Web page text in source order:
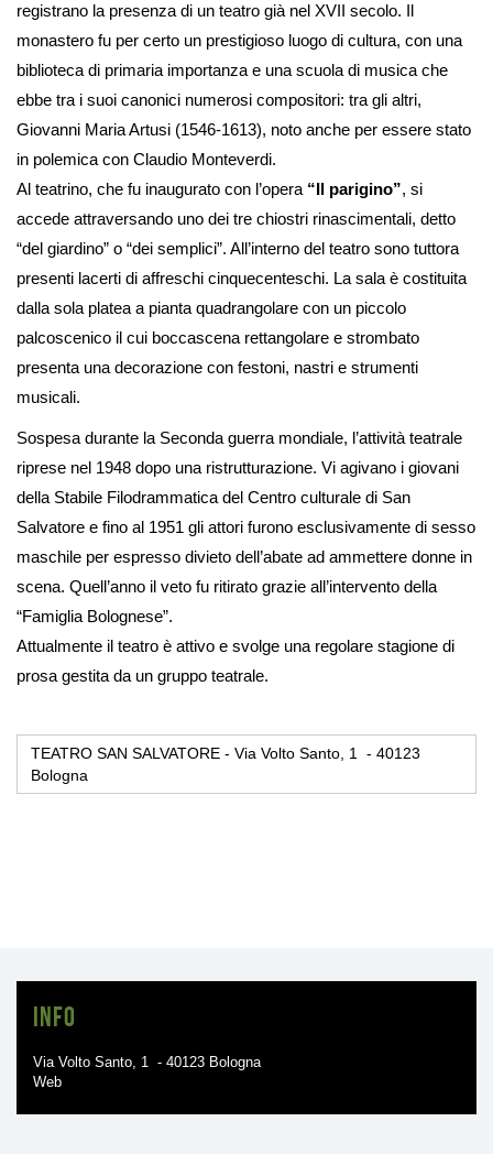
registrano la presenza di un teatro già nel XVII secolo. Il
monastero fu per certo un prestigioso luogo di cultura, con una
biblioteca di primaria importanza e una scuola di musica che
ebbe tra i suoi canonici numerosi compositori: tra gli altri,
Giovanni Maria Artusi (1546-1613), noto anche per essere stato
in polemica con Claudio Monteverdi.
Al teatrino, che fu inaugurato con l’opera “Il parigino”, si
accede attraversando uno dei tre chiostri rinascimentali, detto
“del giardino” o “dei semplici”. All’interno del teatro sono tuttora
presenti lacerti di affreschi cinquecenteschi. La sala è costituita
dalla sola platea a pianta quadrangolare con un piccolo
palcoscenico il cui boccascena rettangolare e strombato
presenta una decorazione con festoni, nastri e strumenti
musicali.
Sospesa durante la Seconda guerra mondiale, l’attività teatrale
riprese nel 1948 dopo una ristrutturazione. Vi agivano i giovani
della Stabile Filodrammatica del Centro culturale di San
Salvatore e fino al 1951 gli attori furono esclusivamente di sesso
maschile per espresso divieto dell’abate ad ammettere donne in
scena. Quell’anno il veto fu ritirato grazie all’intervento della
“Famiglia Bolognese”.
Attualmente il teatro è attivo e svolge una regolare stagione di
prosa gestita da un gruppo teatrale.
TEATRO SAN SALVATORE - Via Volto Santo, 1 - 40123
Bologna
Info
Via Volto Santo, 1 - 40123 Bologna
Web